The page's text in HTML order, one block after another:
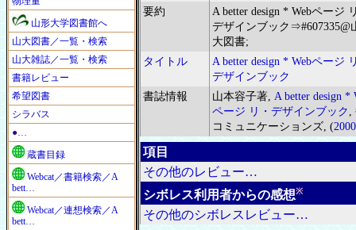
山形大学図書館へ
山大図書／一覧・検索
山大雑誌／一覧・検索
書籍レビュー
希望図書
シラバス
●…
蔵書目録
Webcat／書籍検索／A
bett…
Webcat／連想検索／A
bett…
要約
A better design * Webページ
デザインブック⇒#607335@
大図書;
タイトル
A better design * Webページ
デザインブック
書誌情報
山本容子著, A better design *
ページ リ・デザインブック ,
コミュニケーションズ, (2000
項目
その他のレビュー…
シボレス利用者からの感想※
その他のシボレスレビュー…